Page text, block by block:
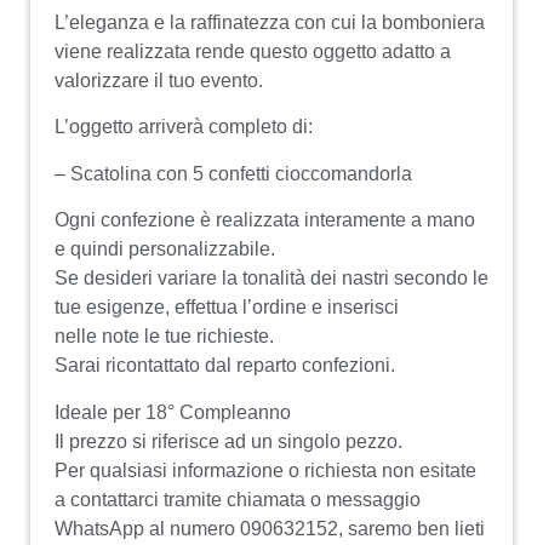
L’eleganza e la raffinatezza con cui la bomboniera
viene realizzata rende questo oggetto adatto a
valorizzare il tuo evento.
L’oggetto arriverà completo di:
– Scatolina con 5 confetti cioccomandorla
Ogni confezione è realizzata interamente a mano
e quindi personalizzabile.
Se desideri variare la tonalità dei nastri secondo le
tue esigenze, effettua l’ordine e inserisci
nelle note le tue richieste.
Sarai ricontattato dal reparto confezioni.
Ideale per 18° Compleanno
Il prezzo si riferisce ad un singolo pezzo.
Per qualsiasi informazione o richiesta non esitate
a contattarci tramite chiamata o messaggio
WhatsApp al numero 090632152, saremo ben lieti